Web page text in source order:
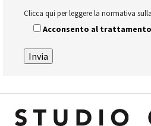
Clicca qui per leggere la normativa
Acconsento al